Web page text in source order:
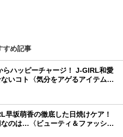
すめ記事
らハッピーチャージ！ J-GIRL和愛
ないコト〈気分をアゲるアイテム＆
早坂萌香の徹底した日焼けケア！
のは…〈ビューティ＆ファッショ